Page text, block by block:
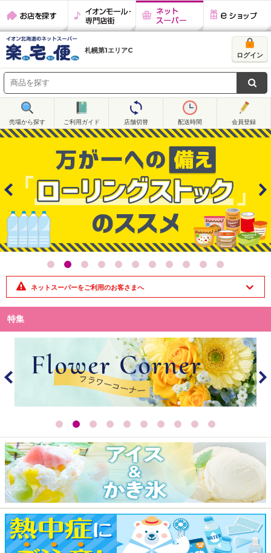
お店を探す
イオンモール・
専門店街
eショップ
札幌第1エリアC
ログイン
売場から探す ご利用ガイド 店舗切替 配送時間 会員登録
ネットスーパーをご利用のお客さまへ
特集